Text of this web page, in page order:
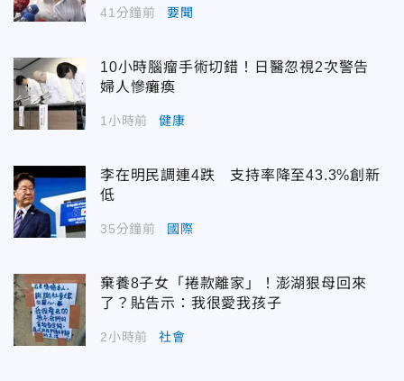
41分鐘前 要聞
10小時腦瘤手術切錯！日醫忽視2次警告
婦人慘癱瘓
1小時前 健康
李在明民調連4跌 支持率降至43.3%創新
低
35分鐘前 國際
棄養8子女「捲款離家」！澎湖狠母回來
了？貼告示：我很愛我孩子
2小時前 社會